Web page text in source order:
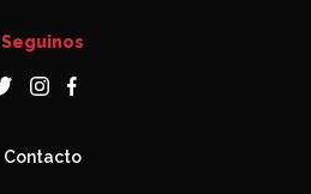
Seguinos
Contacto